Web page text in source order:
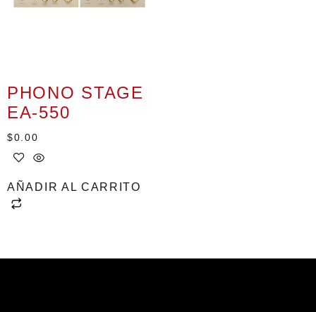
PHONO STAGE
EA-550
$0.00
AÑADIR AL CARRITO